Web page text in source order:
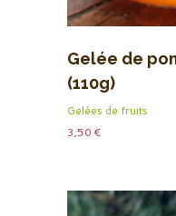
Gelée de
(110g)
Gelées de fruits
3,50€